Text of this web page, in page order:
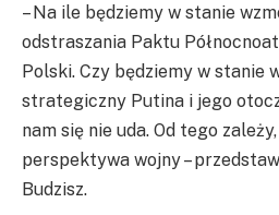
– Na ile będziemy w stanie
odstraszania Paktu
Polski. Czy będziemy w stanie
strategiczny Putina i jego
nam się nie uda. Od tego
perspektywa wojny –
Budzisz.